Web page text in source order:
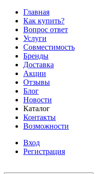
Главная
Как купить?
Вопрос ответ
Услуги
Совместимость
Бренды
Доставка
Акции
Отзывы
Блог
Новости
Каталог
Контакты
Возможности
Вход
Регистрация